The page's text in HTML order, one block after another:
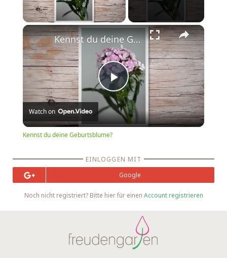
Play
Video
Kennst du deine Geburtsblume?
Watch on
Kennst du deine Geburtsblume?
EINLOGGEN MIT
Google
Noch nicht registriert? Bitte hier für einen Account registrieren